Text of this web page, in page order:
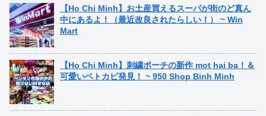
【Ho Chi Minh】お土産買えるスーパが街のど真ん
中にあるよ！（最近改良されたらしい！） ~ Win
Mart
【Ho Chi Minh】刺繍ポーチの新作 mot hai ba！＆
可愛いベトカピ発見！ ~ 950 Shop Binh Minh